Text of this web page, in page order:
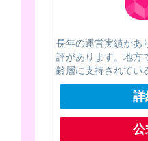
長年の運営実績があ
評があります。地方
齢層に支持されてい
詳
公